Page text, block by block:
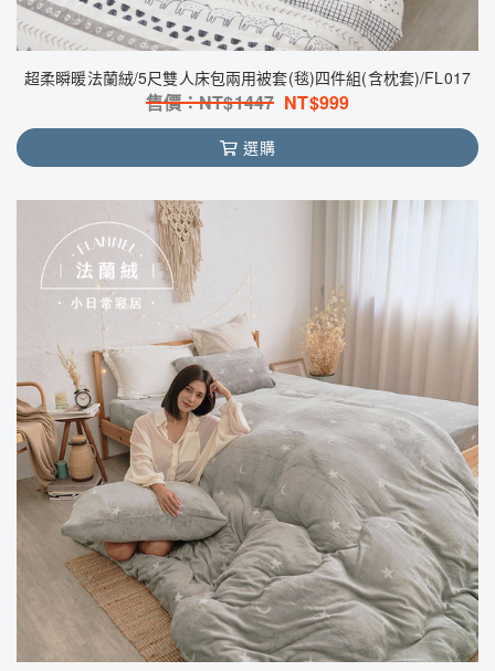
超柔瞬暖法蘭絨/5尺雙人床包兩用被套(毯)四件組(含枕套)/FL017
售價：NT$1447 NT$999
選購